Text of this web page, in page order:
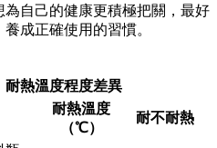
自己的健康更積極把關，最好
成正確使用的習慣。
耐熱溫度程度差異
耐熱溫度
（℃）
耐不耐熱